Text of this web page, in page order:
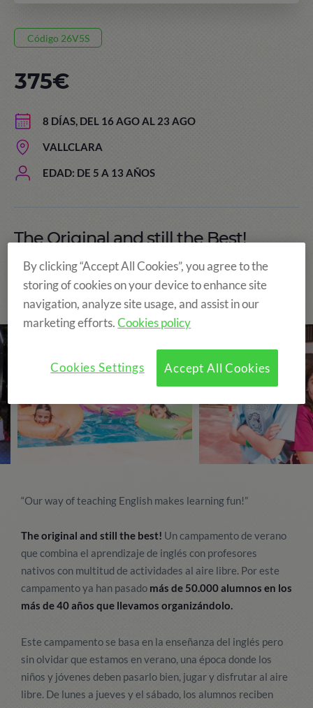
Código 26V5S
8 DÍAS, DEL 16 AGO AL 23 AGO
VALLCLARA
EDAD: DE 5 A 13 AÑOS
375€
The Original and still the Best!
“Our way of teaching English makes learning fun!”
The original and still the best! Un campamento de verano
que combina el aprendizaje de inglés con profesores
nativos con multitud de actividades al aire libre. Por este
campamento ya han pasado más de 50.000 alumnos en los
más de 40 años que llevamos organizándolo.
Este campamento se basa en la enseñanza del inglés pero
sin olvidar que estamos en verano, una época donde los
niños y jóvenes deben pasarlo bien, jugar y disfrutar al aire
libre. De lunes a jueves y el sábado, los alumnos reciben
By clicking “Accept All Cookies”, you agree to the
storing of cookies on your device to enhance site
navigation, analyze site usage, and assist in our
marketing efforts.Cookies policy
Accept All Cookies
Cookies Settings